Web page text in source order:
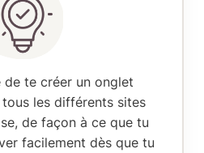
de te créer un onglet
les différents sites
de façon à ce que tu
facilement dès que tu